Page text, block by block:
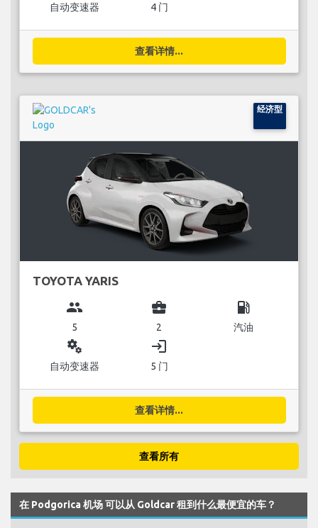
自动变速器 4 门
查看详情...
经济型
TOYOTA YARIS
group
5
business_center
2
local_gas_station
汽油
miscellaneous_services
自动变速器
login
5 门
查看详情...
查看所有
在 Podgorica 机场 可以从 Goldcar 租到什么最便宜的车？